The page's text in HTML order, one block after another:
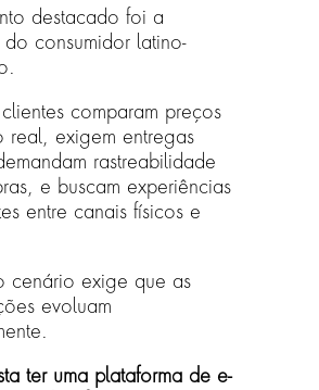
destacado foi a
consumidor latino-
comparam preços
real, exigem entregas
rastreabilidade
e buscam experiências
entre canais físicos e
cenário exige que as
evoluam
ter uma plataforma de e-